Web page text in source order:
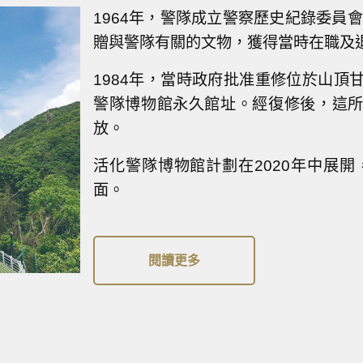
1964年，警隊成立警察歷史紀錄委員
贈與警隊有關的文物，獲得當時在職
1984年，當時政府批准重修位於山頂
警隊博物館永久館址。經復修後，這
放。
活化警隊博物館計劃在2020年中展
面。
閱讀更多